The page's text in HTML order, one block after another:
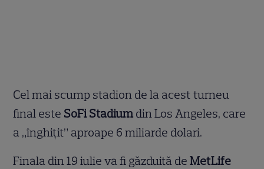
Cel mai scump stadion de la acest turneu
final este SoFi Stadium din Los Angeles, care
a „înghițit” aproape 6 miliarde dolari.
Finala din 19 iulie va fi găzduită deMetLife